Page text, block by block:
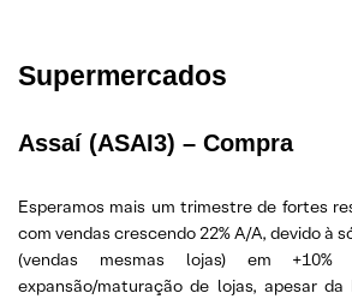
Supermercados
Assaí (ASAI3) – Compra
Esperamos mais um trimestre de fortes
com vendas crescendo 22% A/A, devido à
(vendas mesmas lojas) em
expansão/maturação de lojas, apesar